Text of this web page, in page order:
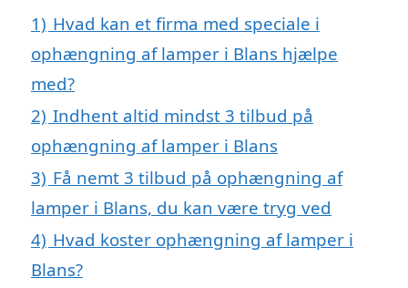
1) Hvad kan et firma med speciale i
ophængning af lamper i Blans hjælpe
med?
2) Indhent altid mindst 3 tilbud på
ophængning af lamper i Blans
3) Få nemt 3 tilbud på ophængning af
lamper i Blans, du kan være tryg ved
4) Hvad koster ophængning af lamper i
Blans?